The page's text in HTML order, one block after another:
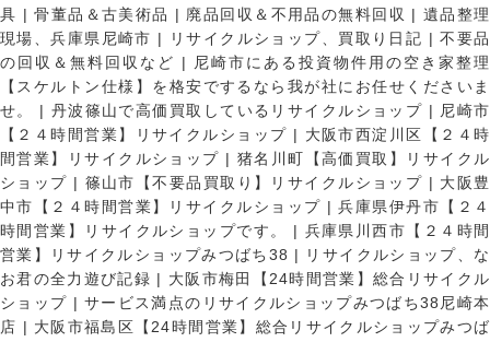
具 |骨董品＆古美術品 | 廃品回収＆不用品の無料回収 | 遺品整理
現場、兵庫県尼崎市 | リサイクルショップ、買取り日記 |不要品
の回収＆無料回収など |
尼崎市にある投資物件用の空き家整理
【スケルトン仕様】を格安でするなら我が社にお任せくださいま
せ。
| 丹波篠山で高価買取しているリサイクルショップ | 尼崎市
【２４時間営業】リサイクルショップ | 大阪市西淀川区【２４時
間営業】リサイクルショップ | 猪名川町【高価買取】リサイクル
ショップ | 篠山市【不要品買取り】リサイクルショップ | 大阪豊
中市【２４時間営業】リサイクルショップ |兵庫県伊丹市【２４
時間営業】リサイクルショップです。
| 兵庫県川西市【２４時間
営業】リサイクルショップみつばち38 |
リサイクルショップ、な
お君の全力遊び記録 | 大阪市梅田【24時間営業】総合リサイクル
ショップ |サービス満点のリサイクルショップみつばち38尼崎本
店 | 大阪市福島区【24時間営業】総合リサイクルショップみつば